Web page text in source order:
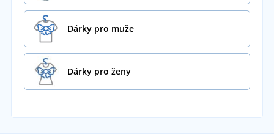
Dárky pro muže
Dárky pro ženy